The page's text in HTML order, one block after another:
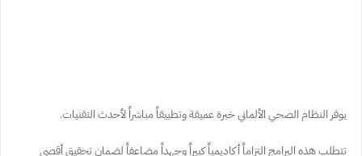
يوفر النظام الصحي الألماني خبرة عميقة وتطبيقاً مباشراً لأحدث التقنيات.
تتطلب هذه البرامج التزاماً أكاديمياً كبيراً وجهداً مضاعفاً لضمان تحقيق أقصى